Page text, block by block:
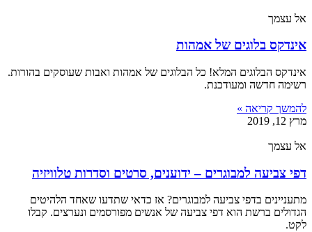
אל עצמך
אינדקס בלוגים של אמהות
אינדקס הבלוגים המלא! כל הבלוגים של אמהות ואבות שעוסקים בהורות.
רשימה חדשה ומעודכנת.
להמשך קריאה »
מרץ 12, 2019
אל עצמך
דפי צביעה למבוגרים – ידוענים, סרטים וסדרות טלוויזיה
מתעניינים בדפי צביעה למבוגרים? אז כדאי שתדעו שאחד הלהיטים
הגדולים ברשת הוא דפי צביעה של אנשים מפורסמים ונערצים. קבלו
לקט.